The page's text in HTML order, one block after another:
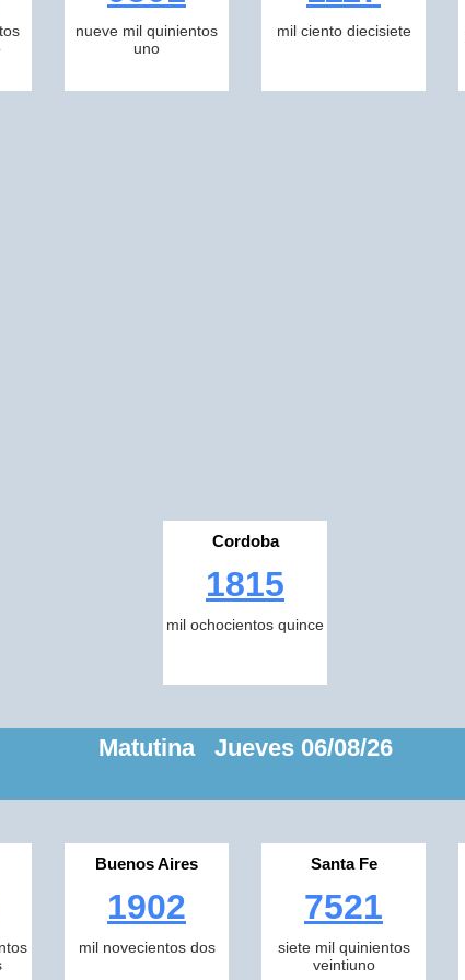
nueve mil quinientos
uno
mil ciento diecisiete
Cordoba
1815
mil ochocientos quince
Matutina Jueves 06/08/26
Buenos Aires
1902
mil novecientos dos
Santa Fe
7521
siete mil quinientos
veintiuno